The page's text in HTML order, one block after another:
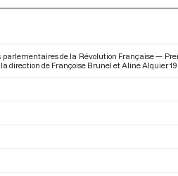
de la Révolution Française —
la direction de Françoise Brunel et Aline Alquier.